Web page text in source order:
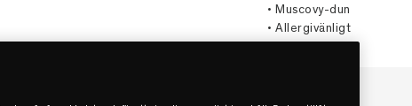
• Muscovy-dun
• Allergivänligt